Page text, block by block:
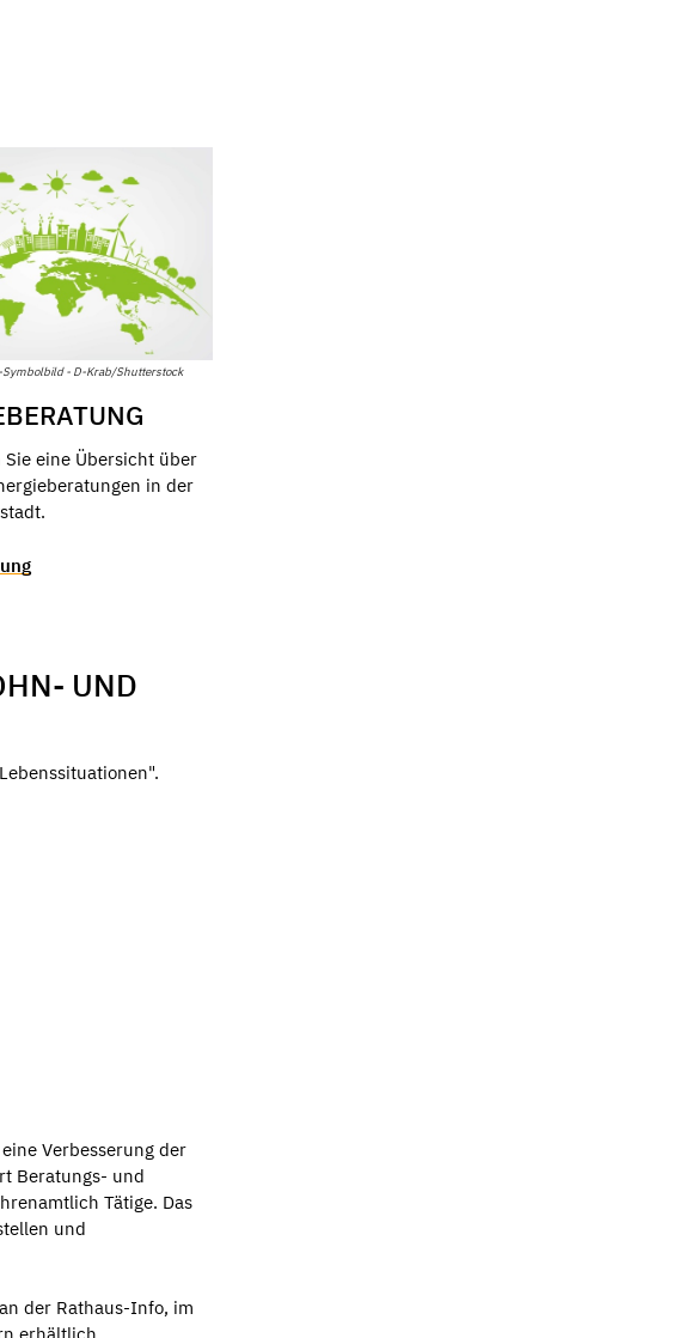
- D-Krab/Shutterstock
eine Übersicht über
in der
UND
Verbesserung der
Beratungs- und
Tätige. Das
und
der Rathaus-Info, im